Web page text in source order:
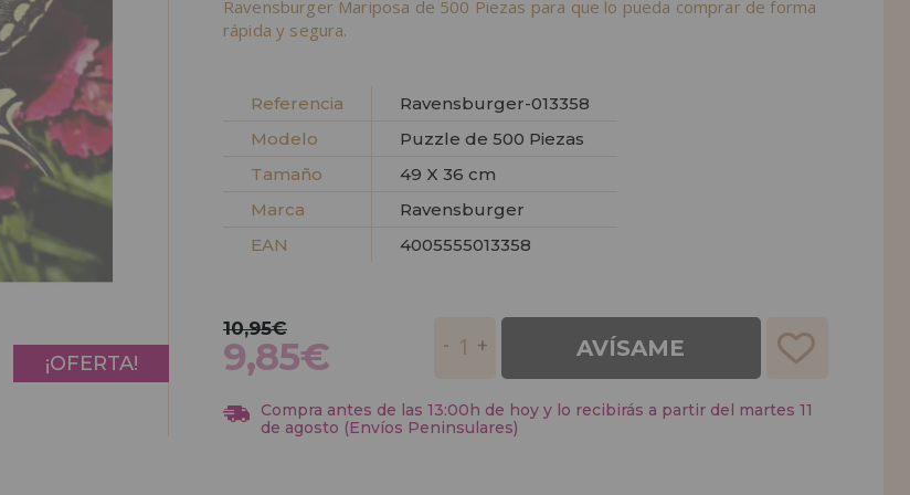
Ravensburger Mariposa de 500 Piezas para que lo pueda comprar de forma
rápida y segura.
Referencia
Ravensburger-013358
Modelo
Puzzle de 500 Piezas
Tamaño
49 X 36 cm
Marca
Ravensburger
EAN
4005555013358
¡OFERTA!
10,95€
9,85€ AVÍSAME
Compra antes de las 13:00h de hoy y lo recibirás a partir del martes 11
de agosto (Envíos Peninsulares)